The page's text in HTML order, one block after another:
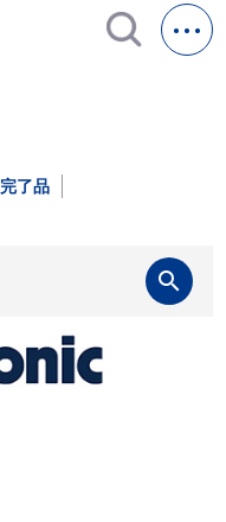
了品
search